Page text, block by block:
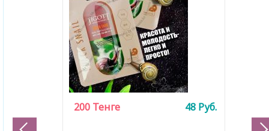
200 Тенге 48 Руб.